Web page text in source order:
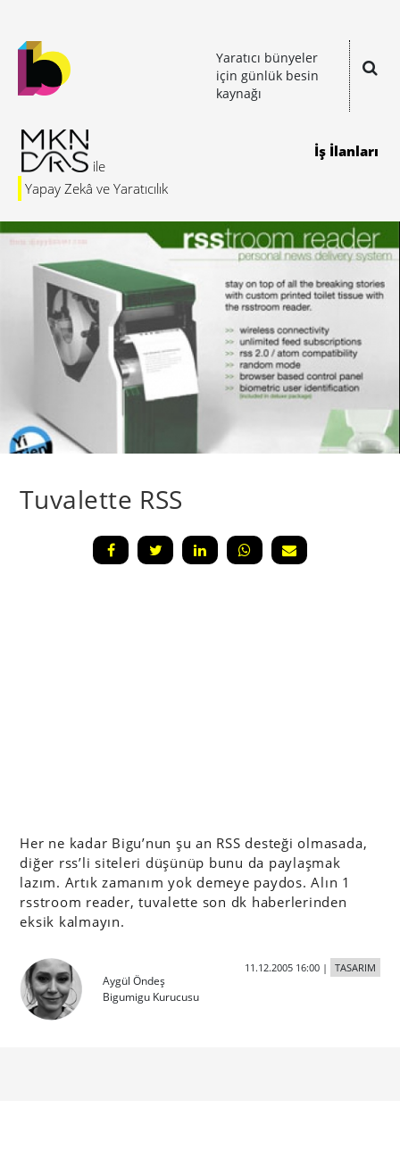
Yaratıcı bünyeler
için günlük besin
kaynağı
Yapay Zekâ ve Yaratıcılık
İş İlanları
Tuvalette RSS
Her ne kadar Bigu’nun şu an RSS desteği olmasada,
diğer rss’li siteleri düşünüp bunu da paylaşmak
lazım. Artık zamanım yok demeye paydos. Alın 1
rsstroom reader, tuvalette son dk haberlerinden
eksik kalmayın.
Aygül Öndeş
Bigumigu Kurucusu
11.12.2005 16:00| TASARIM